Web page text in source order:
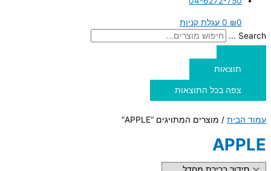
₪0
0 עגלת קניות
Search ...
תוצאות
צפה בכל התוצאות
עמוד הבית / מוצרים המתויגים “APPLE”
APPLE